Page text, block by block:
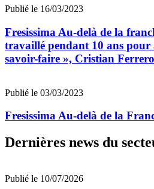
Publié le 16/03/2023
Fresissima Au-delà de la
travaillé pendant 10 ans pour
savoir-faire », Cristian
Publié le 03/03/2023
Fresissima Au-delà de la
Dernières news du
Publié le 10/07/2026